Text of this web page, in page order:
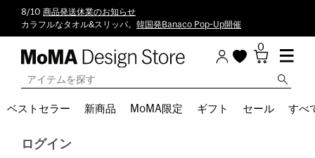
8/10 商品発送休業のお知らせ
カラフルなタオル&スリッパ。 韓国発Banaco Pop-Up開催
0
ベストセラー 新商品 MoMA限定 ギフト セール すべ
ログイン